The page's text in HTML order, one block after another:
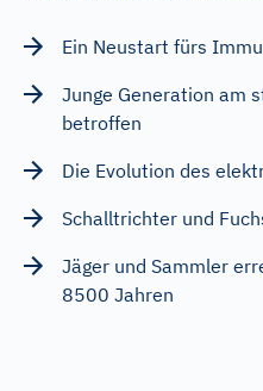
Ein Neustart fürs
Junge Generation am
betroffen
Die Evolution des
Schalltrichter und
Jäger und Sammler
8500 Jahren